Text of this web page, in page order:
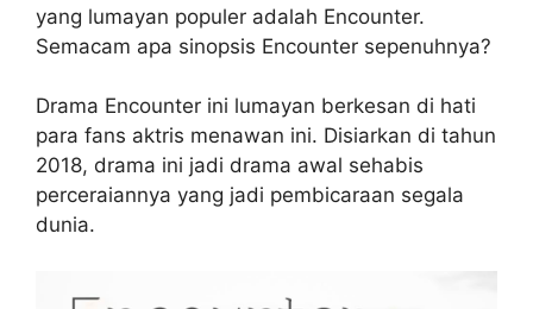
yang lumayan populer adalah Encounter.
Semacam apa sinopsis Encounter sepenuhnya?
Drama Encounter ini lumayan berkesan di hati
para fans aktris menawan ini. Disiarkan di tahun
2018, drama ini jadi drama awal sehabis
perceraiannya yang jadi pembicaraan segala
dunia.